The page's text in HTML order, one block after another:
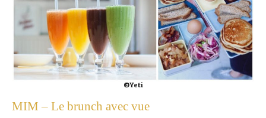
©Yeti
MIM – Le brunch avec vue